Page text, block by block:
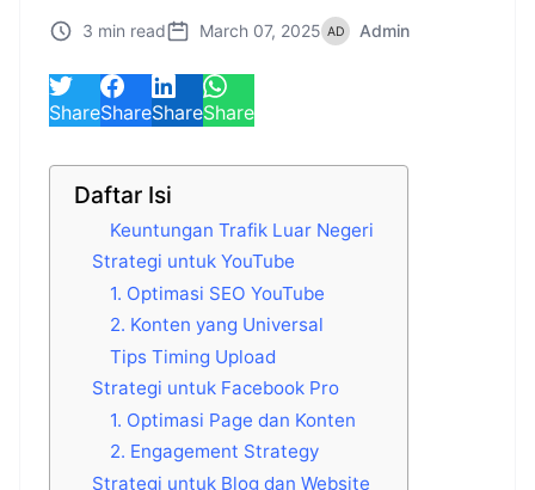
3 min read March 07, 2025 Admin
ShareShareShareShare
Daftar Isi
Keuntungan Trafik Luar Negeri
Strategi untuk YouTube
1. Optimasi SEO YouTube
2. Konten yang Universal
Tips Timing Upload
Strategi untuk Facebook Pro
1. Optimasi Page dan Konten
2. Engagement Strategy
Strategi untuk Blog dan Website